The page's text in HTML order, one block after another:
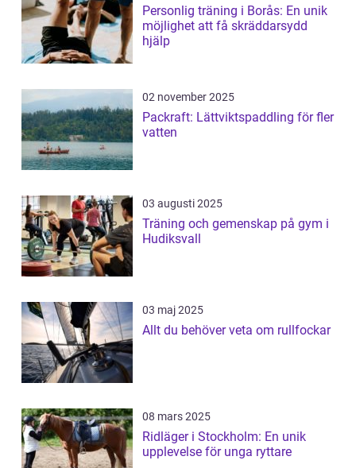
Personlig träning i Borås: En unik
möjlighet att få skräddarsydd
hjälp
02 november 2025
Packraft: Lättviktspaddling för fler
vatten
03 augusti 2025
Träning och gemenskap på gym i
Hudiksvall
03 maj 2025
Allt du behöver veta om rullfockar
08 mars 2025
Ridläger i Stockholm: En unik
upplevelse för unga ryttare